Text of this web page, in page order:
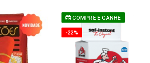
COMPRE E GANHE
-22%